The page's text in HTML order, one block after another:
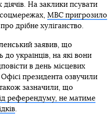
На заклики псувати
МВС пригрозило
дрібне хуліганство.
заявив, що
до українців, на які вони
в день місцевих
президента озвучили
зазначили, що
референдуму, не матиме
.